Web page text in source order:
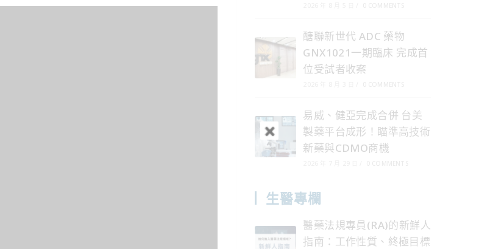
醣聯新世代 ADC 藥物
GNX1021一期臨床 完成首
位受試者收案
易威、健亞完成合併 台美
製藥平台成形！瞄準高技術
新藥與CDMO商機
生醫專欄
醫藥法規專員(RA)的新鮮人
指南：工作性質、終極目標